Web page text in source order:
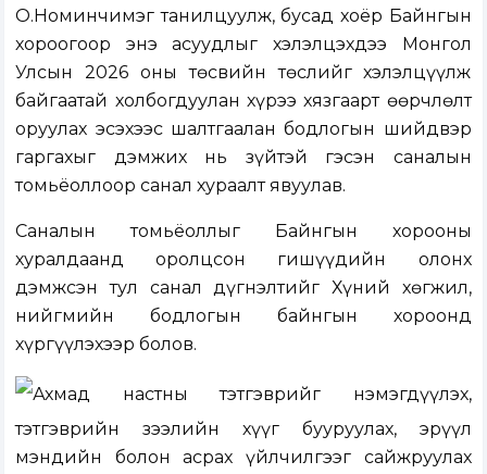
О.Номинчимэг танилцуулж, бусад хоёр Байнгын
хороогоор энэ асуудлыг хэлэлцэхдээ Монгол
Улсын 2026 оны төсвийн төслийг хэлэлцүүлж
байгаатай холбогдуулан хүрээ хязгаарт өөрчлөлт
оруулах эсэхээс шалтгаалан бодлогын шийдвэр
гаргахыг дэмжих нь зүйтэй гэсэн саналын
томьёоллоор санал хураалт явуулав.
Саналын томьёоллыг Байнгын хорооны
хуралдаанд оролцсон гишүүдийн олонх
дэмжсэн тул санал дүгнэлтийг Хүний хөгжил,
нийгмийн бодлогын байнгын хороонд
хүргүүлэхээр болов.
Ахмад настны тэтгэврийг нэмэгдүүлэх,
тэтгэврийн зээлийн хүүг бууруулах, эрүүл
мэндийн болон асрах үйлчилгээг сайжруулах